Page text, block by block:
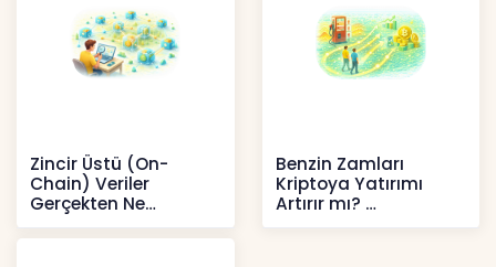
Zincir Üstü (On-
Chain) Veriler
Gerçekten Ne
Anlatır?
Kripto
Benzin Zamları
Kriptoya Yatırımı
Artırır mı?
Kripto